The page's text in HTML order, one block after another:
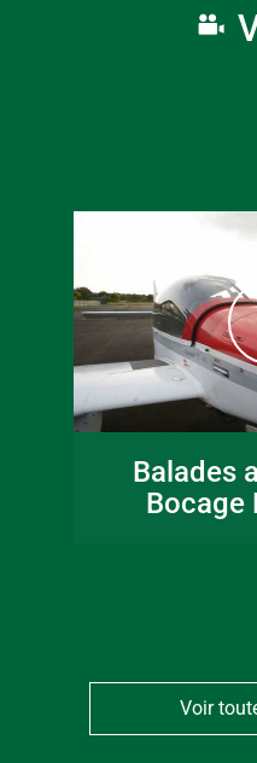
Balades
Bocage
Voir